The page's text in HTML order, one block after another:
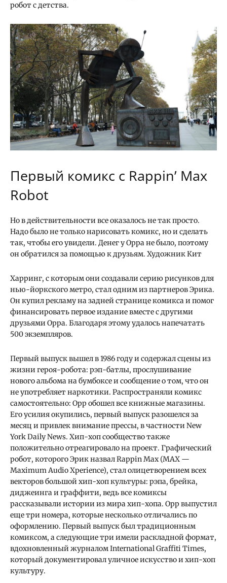
робот с детства.
Первый комикс с Rappin’ Max
Robot
Но в действительности все оказалось не так просто.
Надо было не только нарисовать комикс, но и сделать
так, чтобы его увидели. Денег у Орра не было, поэтому
он обратился за помощью к друзьям. Художник Кит
Харринг, с которым они создавали серию рисунков для
нью-йоркского метро, ​​стал одним из партнеров Эрика.
Он купил рекламу на задней странице комикса и помог
финансировать первое издание вместе с другими
друзьями Орра. Благодаря этому удалось напечатать
500 экземпляров.
Первый выпуск вышел в 1986 году и содержал сцены из
жизни героя-робота: рэп-батлы, прослушивание
нового альбома на бумбоксе и сообщение о том, что он
не употребляет наркотики. Распространяли комикс
самостоятельно: Орр обошел все книжные магазины.
Его усилия окупились, первый выпуск разошелся за
месяц и привлек внимание прессы, в частности New
York Daily News. Хип-хоп сообщество также
положительно отреагировало на проект. Графический
робот, которого Эрик назвал Rappin Max (MAX —
Maximum Audio Xperience), стал олицетворением всех
векторов большой хип-хоп культуры: рэпа, брейка,
диджеинга и граффити, ведь все комиксы
рассказывали истории из мира хип-хопа. Орр выпустил
еще три номера, которые несколько отличались по
оформлению. Первый выпуск был традиционным
комиксом, а следующие три имели раскладной формат,
вдохновленный журналом International Graffiti Times,
который документировал уличное искусство и хип-хоп
культуру.